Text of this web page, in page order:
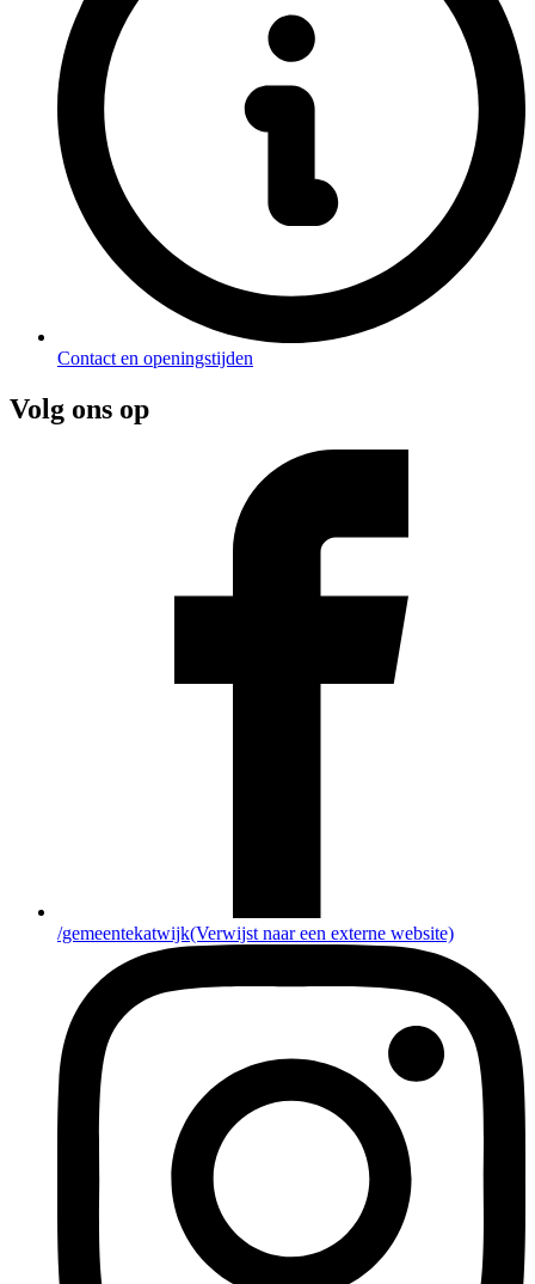
Contact en openingstijden
Volg ons op
/gemeentekatwijk(Verwijst naar een externe website)